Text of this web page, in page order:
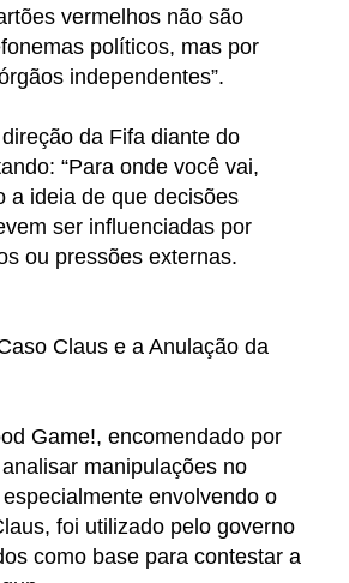
vermelhos não são
políticos, mas por
independentes”.
da Fifa diante do
“Para onde você vai,
a ideia de que decisões
ser influenciadas por
ou pressões externas.
Claus e a Anulação da
Game!, encomendado por
manipulações no
envolvendo o
foi utilizado pelo governo
como base para contestar a